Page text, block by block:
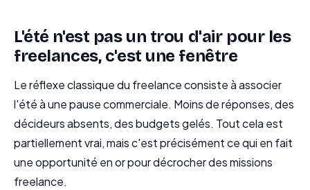
L'été n'est pas un trou d'air pour les
freelances, c'est une fenêtre
Le réflexe classique du freelance consiste à associer
l'été à une pause commerciale. Moins de réponses, des
décideurs absents, des budgets gelés. Tout cela est
partiellement vrai, mais c'est précisément ce qui en fait
une opportunité en or pour décrocher des missions
freelance.